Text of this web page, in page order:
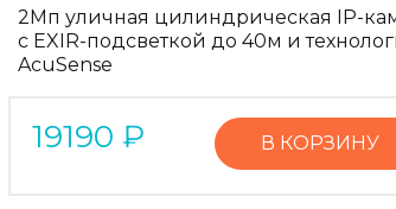
2Мп уличная цилиндрическая IP-
с EXIR-подсветкой до 40м и
AcuSense
19190 ₽ В КОРЗИНУ